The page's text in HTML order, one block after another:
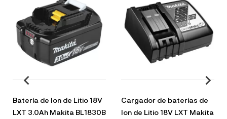
Batería de Ion de Litio 18V
LXT 3.0Ah Makita BL1830B
Cargador de baterías de
Ion de Litio 18V LXT Makita